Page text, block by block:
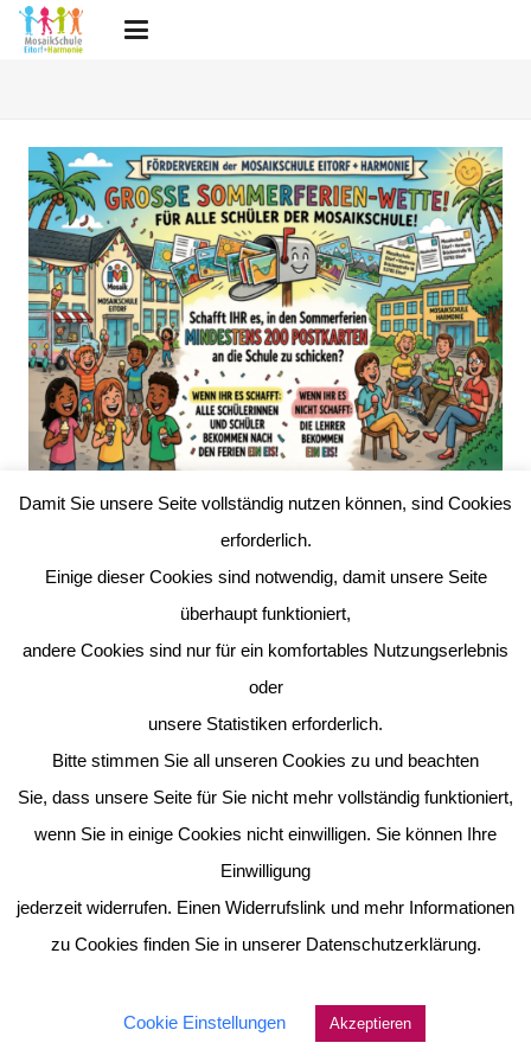
Damit Sie unsere Seite vollständig nutzen können, sind Cookies
erforderlich.
Einige dieser Cookies sind notwendig, damit unsere Seite
überhaupt funktioniert,
andere Cookies sind nur für ein komfortables Nutzungserlebnis
oder
unsere Statistiken erforderlich.
Bitte stimmen Sie all unseren Cookies zu und beachten
Sie, dass unsere Seite für Sie nicht mehr vollständig funktioniert,
wenn Sie in einige Cookies nicht einwilligen. Sie können Ihre
Einwilligung
jederzeit widerrufen. Einen Widerrufslink und mehr Informationen
zu Cookies finden Sie in unserer Datenschutzerklärung.
Cookie Einstellungen Akzeptieren